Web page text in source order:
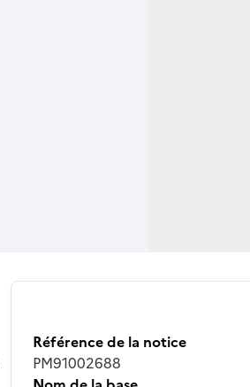
Référence de la notice
PM91002688